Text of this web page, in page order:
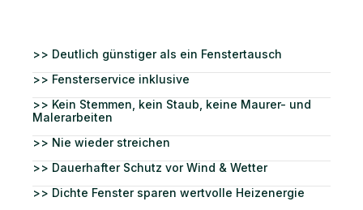
>> Deutlich günstiger als ein Fenstertausch
>> Fensterservice inklusive
>> Kein Stemmen, kein Staub, keine Maurer- und
Malerarbeiten
>> Nie wieder streichen
>> Dauerhafter Schutz vor Wind & Wetter
>> Dichte Fenster sparen wertvolle Heizenergie